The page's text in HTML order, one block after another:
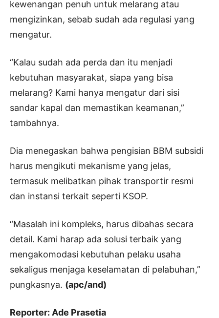
kewenangan penuh untuk melarang atau
mengizinkan, sebab sudah ada regulasi yang
mengatur.
“Kalau sudah ada perda dan itu menjadi
kebutuhan masyarakat, siapa yang bisa
melarang? Kami hanya mengatur dari sisi
sandar kapal dan memastikan keamanan,”
tambahnya.
Dia menegaskan bahwa pengisian BBM subsidi
harus mengikuti mekanisme yang jelas,
termasuk melibatkan pihak transportir resmi
dan instansi terkait seperti KSOP.
“Masalah ini kompleks, harus dibahas secara
detail. Kami harap ada solusi terbaik yang
mengakomodasi kebutuhan pelaku usaha
sekaligus menjaga keselamatan di pelabuhan,”
pungkasnya. (apc/and)
Reporter: Ade Prasetia